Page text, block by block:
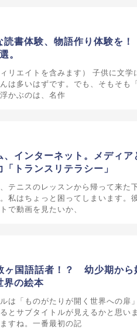
読書体験、物語作り体験を
。
ィリエイトを含みます） 子供に文学
は多いはずです。でも、そもそも
かぶのは、名作
、インターネット。メディ
トランスリテラシー」
テニスのレッスンから帰って来た
私はちょっと困ってしまいます。
で動画を見たいか、
ヶ国語話者！？ 幼少期から
界の絵本
は「ものがたりが開く世界への扉
とサブタイトルが見えるかと思い
すね。一番最初の記